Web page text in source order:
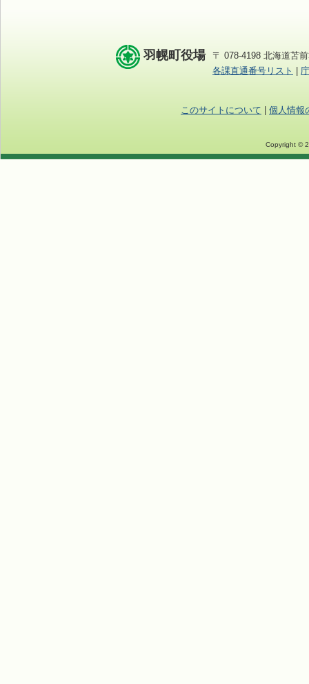
羽幌町役場
〒 078-4198 北海道苫
各課直通番号リスト
このサイトについて 個人情報
Copyright ©